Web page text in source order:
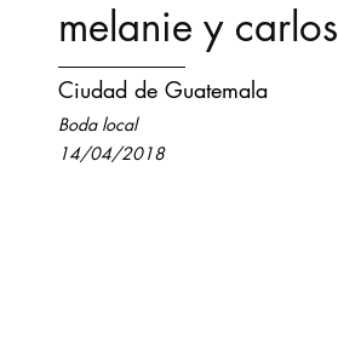
melanie y carlos
Ciudad de Guatemala
Boda local
14/04/2018